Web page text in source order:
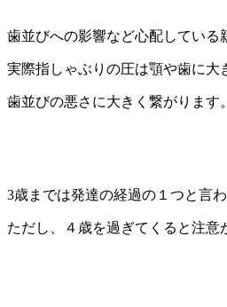
歯並びへの影響など心配している
実際指しゃぶりの圧は顎や歯に大
歯並びの悪さに大きく繋がります。
3歳までは発達の経過の１つと言
ただし、４歳を過ぎてくると注意